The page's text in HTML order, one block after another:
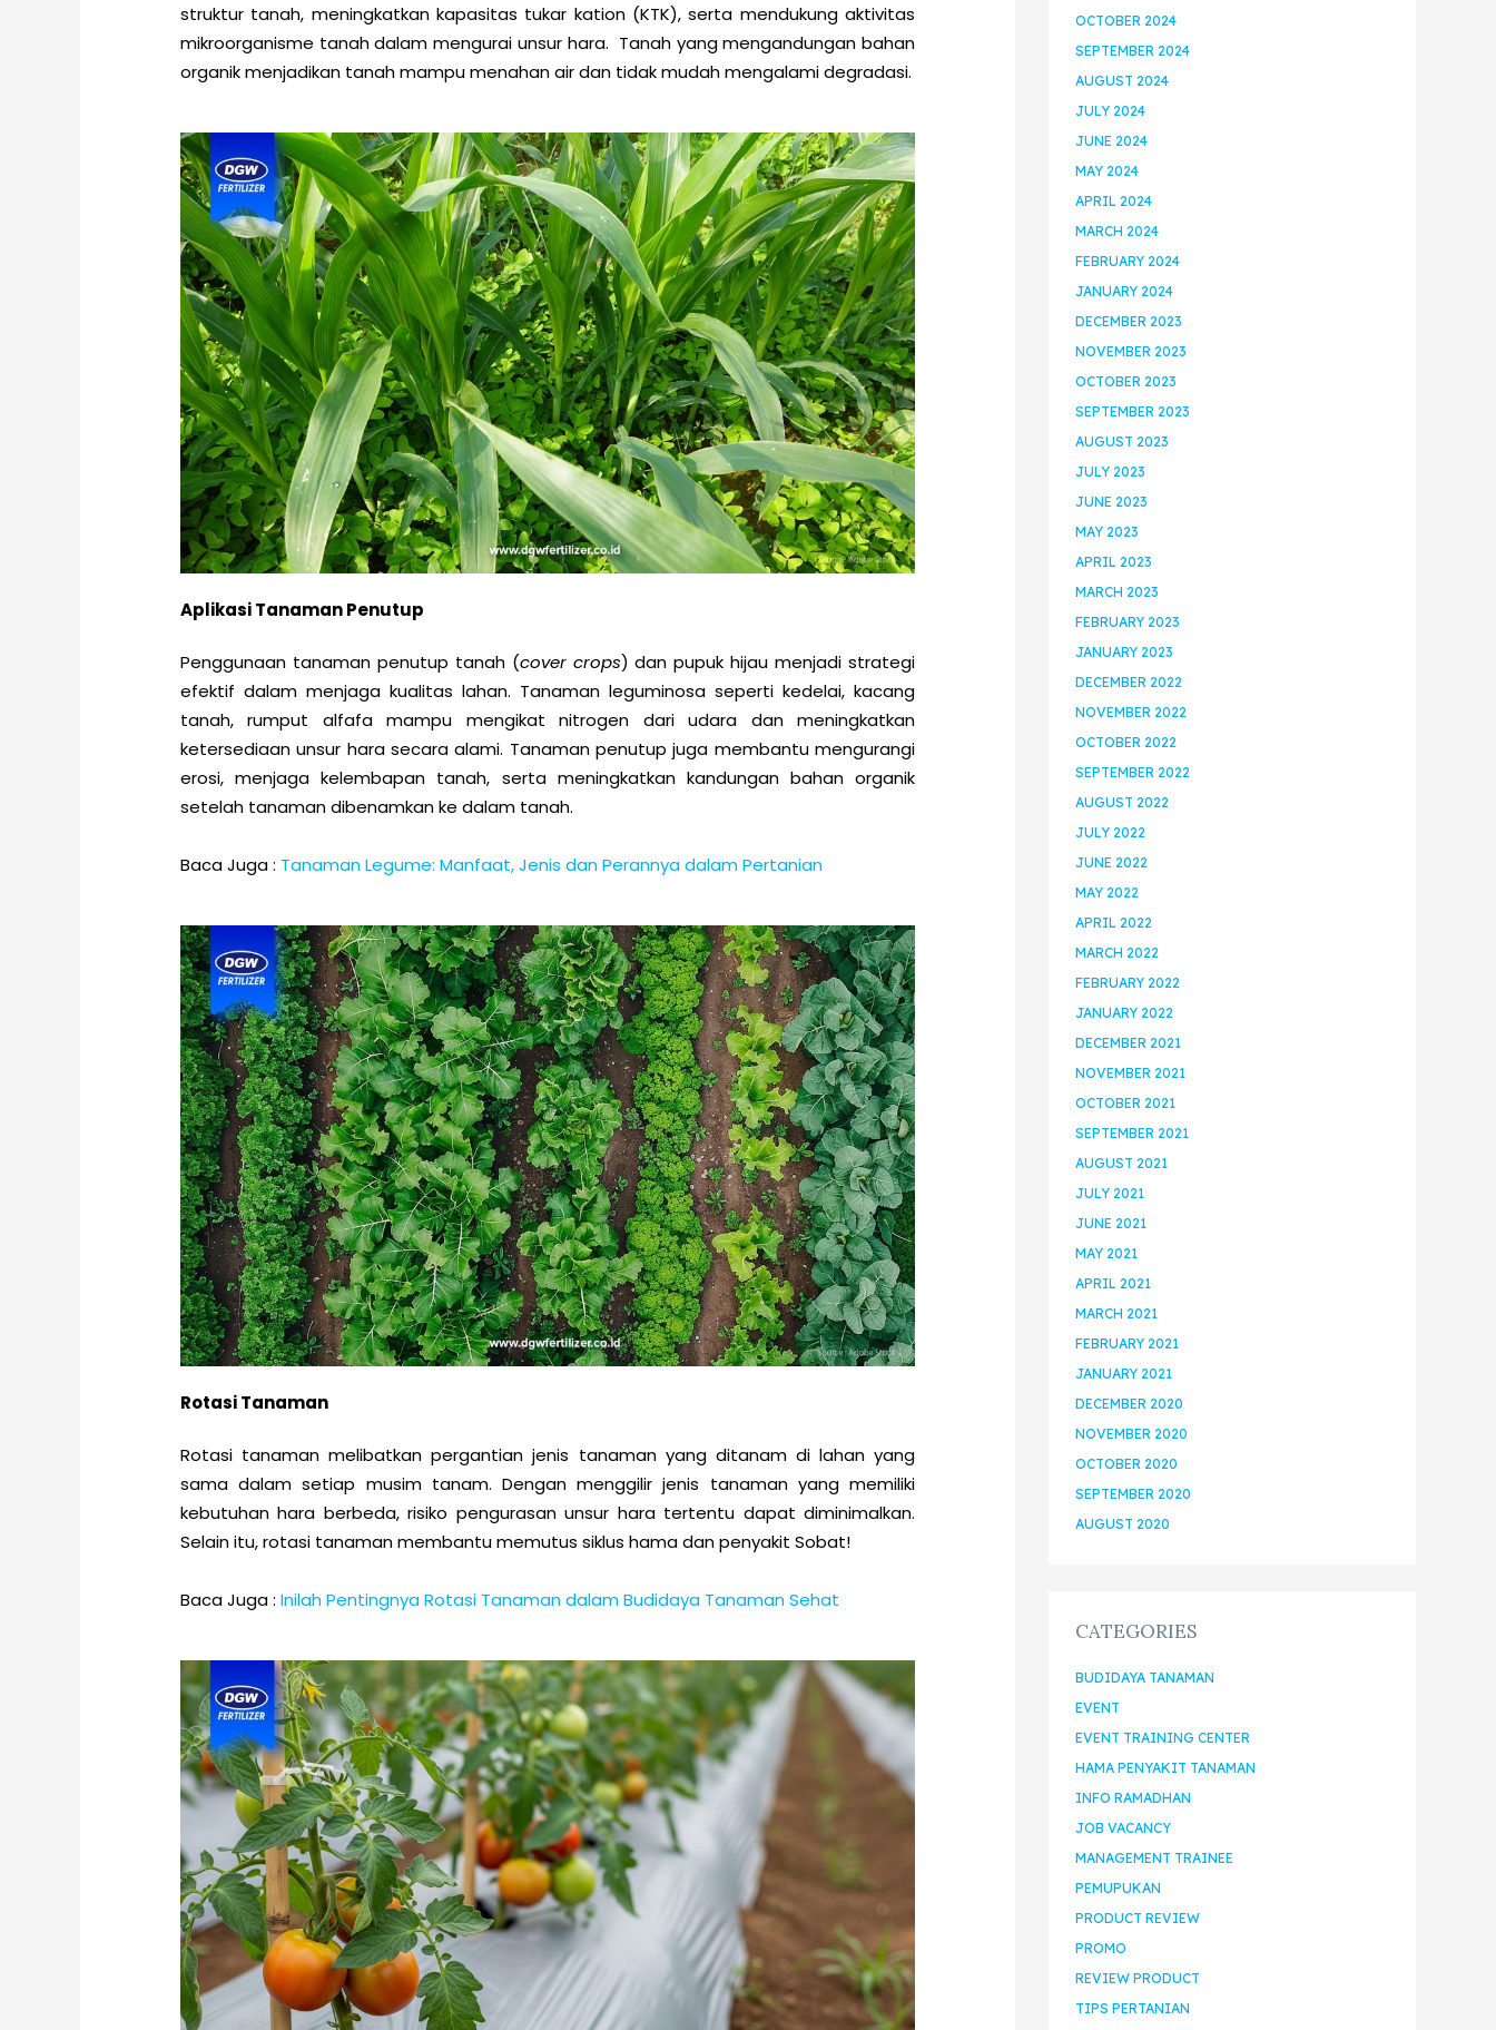
struktur tanah, meningkatkan kapasitas tukar kation (KTK), serta mendukung aktivitas
mikroorganisme tanah dalam mengurai unsur hara. Tanah yang mengandungan bahan
organik menjadikan tanah mampu menahan air dan tidak mudah mengalami degradasi.
Aplikasi Tanaman Penutup
Penggunaan tanaman penutup tanah (cover crops) dan pupuk hijau menjadi strategi
efektif dalam menjaga kualitas lahan. Tanaman leguminosa seperti kedelai, kacang
tanah, rumput alfafa mampu mengikat nitrogen dari udara dan meningkatkan
ketersediaan unsur hara secara alami. Tanaman penutup juga membantu mengurangi
erosi, menjaga kelembapan tanah, serta meningkatkan kandungan bahan organik
setelah tanaman dibenamkan ke dalam tanah.
Baca Juga : Tanaman Legume: Manfaat, Jenis dan Perannya dalam Pertanian
Rotasi Tanaman
Rotasi tanaman melibatkan pergantian jenis tanaman yang ditanam di lahan yang
sama dalam setiap musim tanam. Dengan menggilir jenis tanaman yang memiliki
kebutuhan hara berbeda, risiko pengurasan unsur hara tertentu dapat diminimalkan.
Selain itu, rotasi tanaman membantu memutus siklus hama dan penyakit Sobat!
Baca Juga :Inilah Pentingnya Rotasi Tanaman dalam Budidaya Tanaman Sehat
OCTOBER 2024
SEPTEMBER 2024
AUGUST 2024
JULY 2024
JUNE 2024
MAY 2024
APRIL 2024
MARCH 2024
FEBRUARY 2024
JANUARY 2024
DECEMBER 2023
NOVEMBER 2023
OCTOBER 2023
SEPTEMBER 2023
AUGUST 2023
JULY 2023
JUNE 2023
MAY 2023
APRIL 2023
MARCH 2023
FEBRUARY 2023
JANUARY 2023
DECEMBER 2022
NOVEMBER 2022
OCTOBER 2022
SEPTEMBER 2022
AUGUST 2022
JULY 2022
JUNE 2022
MAY 2022
APRIL 2022
MARCH 2022
FEBRUARY 2022
JANUARY 2022
DECEMBER 2021
NOVEMBER 2021
OCTOBER 2021
SEPTEMBER 2021
AUGUST 2021
JULY 2021
JUNE 2021
MAY 2021
APRIL 2021
MARCH 2021
FEBRUARY 2021
JANUARY 2021
DECEMBER 2020
NOVEMBER 2020
OCTOBER 2020
SEPTEMBER 2020
AUGUST 2020
CATEGORIES
BUDIDAYA TANAMAN
EVENT
EVENT TRAINING CENTER
HAMA PENYAKIT TANAMAN
INFO RAMADHAN
JOB VACANCY
MANAGEMENT TRAINEE
PEMUPUKAN
PRODUCT REVIEW
PROMO
REVIEW PRODUCT
TIPS PERTANIAN